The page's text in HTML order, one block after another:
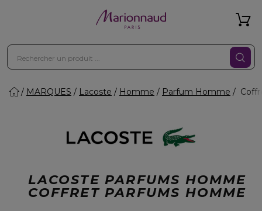
MARQUES Lacoste Homme Parfum Homme
LACOSTE PARFUMS HOMME
COFFRET PARFUMS HOMME